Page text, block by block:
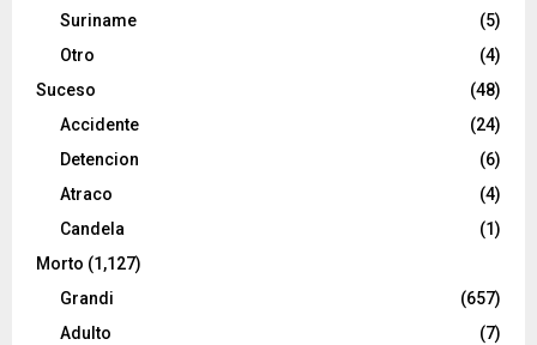
Suriname
(5)
Otro
(4)
Suceso
(48)
Accidente
(24)
Detencion
(6)
Atraco
(4)
Candela
(1)
Morto (1,127)
Grandi
(657)
Adulto
(7)